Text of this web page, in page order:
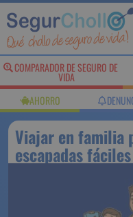
COMPARADOR DE
SEGURO DE VIDA
AHORRO
Viajar en
para